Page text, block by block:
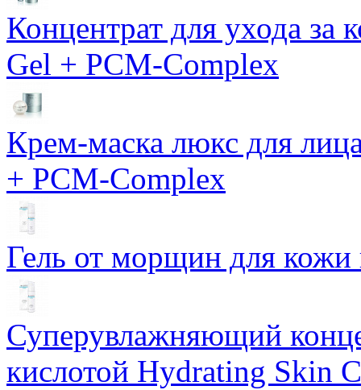
Концентрат для ухода за
Gel + PCM-Complex
Крем-маска люкс для
+ PCM-Complex
Гель от морщин для кожи
Суперувлажняющий
кислотой Hydrating Skin